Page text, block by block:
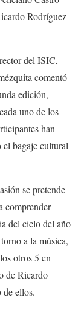
Rodríguez
del ISIC,
comentó
edición,
uno de los
han
bagaje cultural
sepretende
comprender
del ciclodel año
a la música,
otros5 en
deRicardo
de ellos.